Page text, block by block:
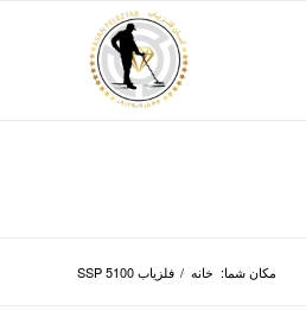
مکان شما: خانه / فلزیاب SSP 5100